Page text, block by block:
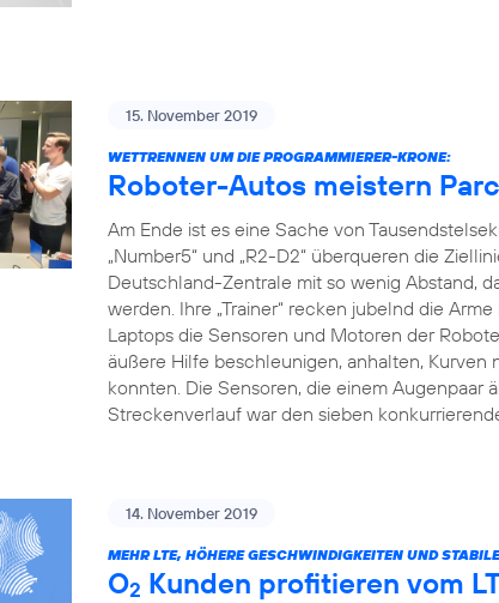
15. November 2019
WETTRENNEN UM DIE PROGRAMMIERER-KRONE:
Roboter-Autos meistern
Am Ende ist es eine Sache von
„Number5“ und „R2-D2“ überqueren die
Deutschland-Zentrale mit so wenig Abstand,
werden. Ihre „Trainer“ recken jubelnd die
Laptops die Sensoren und Motoren der
äußere Hilfe beschleunigen, anhalten,
konnten. Die Sensoren, die einem Augenpaar
Streckenverlauf war den sieben
14. November 2019
MEHR LTE, HÖHERE GESCHWINDIGKEITEN UND
O2 Kunden profitieren vom